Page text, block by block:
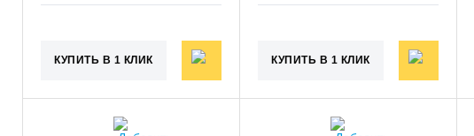
КУПИТЬ В 1 КЛИК КУПИТЬ В 1 КЛИК